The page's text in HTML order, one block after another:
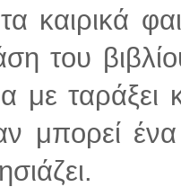
καιρικά
του
με
μπορεί